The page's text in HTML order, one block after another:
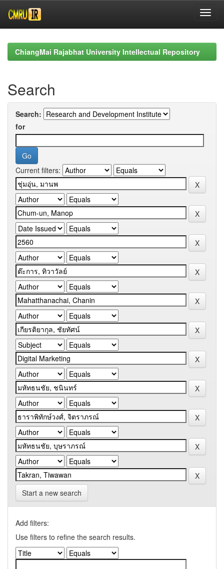
navigationChiangMai Rajabhat University Intellectual Repository
Search
Search:
for
Current filters:
Start a new search
Add filters:
Use filters to refine the search results.